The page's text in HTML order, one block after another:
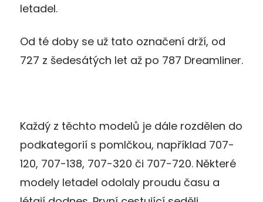
letadel.
Od té doby se už tato označení drží, od
727 z šedesátých let až po 787 Dreamliner.
Každý z těchto modelů je dále rozdělen do
podkategorií s pomlčkou, například 707-
120, 707-138, 707-320 či 707-720. Některé
modely letadel odolaly proudu času a